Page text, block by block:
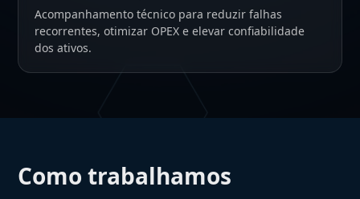
Acompanhamento técnico para reduzir falhas
recorrentes, otimizar OPEX e elevar confiabilidade
dos ativos.
Como trabalhamos